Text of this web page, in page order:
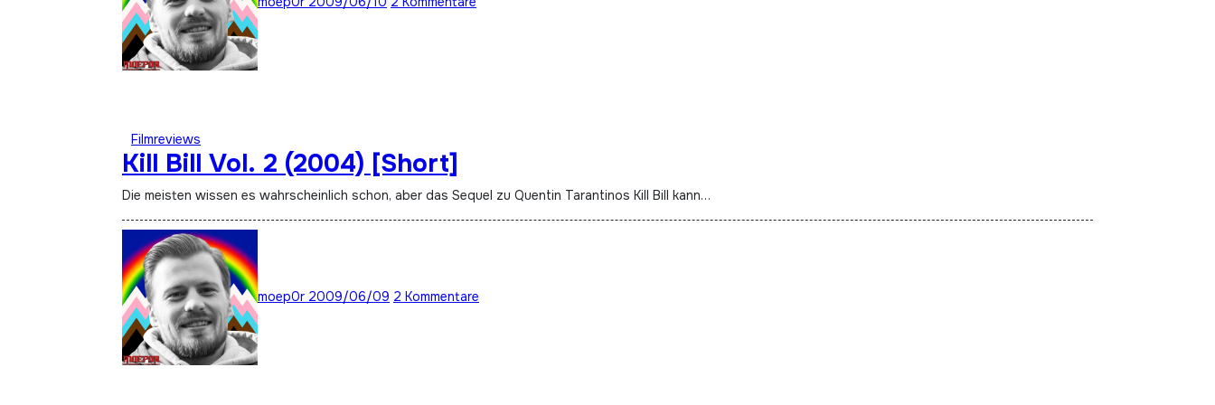
Filmreviews
Kill Bill Vol. 2 (2004) [Short]
Die meisten wissen es wahrscheinlich schon, aber das Sequel zu Quentin Tarantinos Kill Bill kann…
moep0r 2009/06/09 2 Kommentare